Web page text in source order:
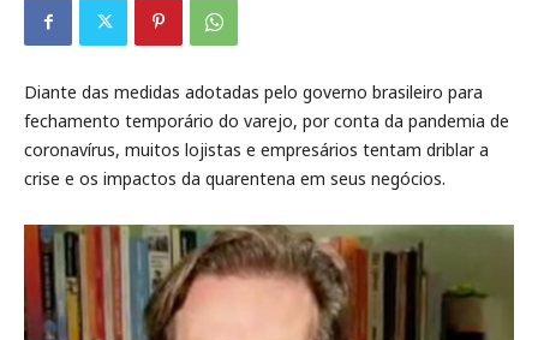
Diante das medidas adotadas pelo governo brasileiro para
fechamento temporário do varejo, por conta da pandemia de
coronavírus, muitos lojistas e empresários tentam driblar a
crise e os impactos da quarentena em seus negócios.